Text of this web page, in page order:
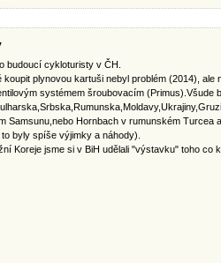
budoucí cykloturisty v ČH.
koupit plynovou kartuši nebyl problém (2014),
systémem šroubovacím (Primus).Všude
Samsunu,nebo Hornbach v rumunském Turcea
byly spíše výjimky a náhody).
Koreje jsme si v BiH udělali "výstavku" toho co